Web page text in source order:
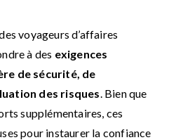
voyageurs d’affaires
à des exigences
de sécurité, de
des risques. Bien que
supplémentaires, ces
pour instaurer la confiance